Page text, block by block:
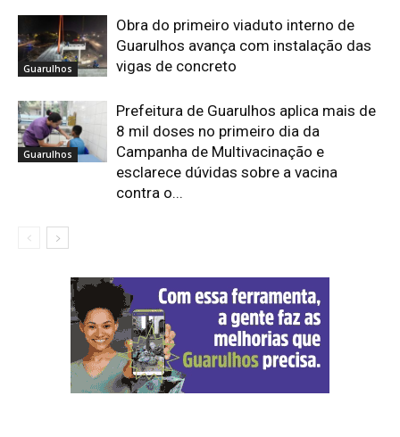
Guarulhos
Obra do primeiro viaduto interno de
Guarulhos avança com instalação das
vigas de concreto
Guarulhos
Prefeitura de Guarulhos aplica mais de
8 mil doses no primeiro dia da
Campanha de Multivacinação e
esclarece dúvidas sobre a vacina
contra o...